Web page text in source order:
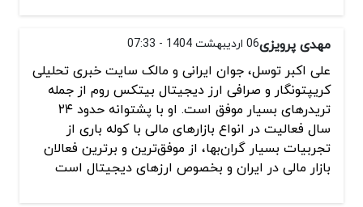
مهدی پرویزی06 اردیبهشت 1404 - 07:33
علی اکبر توسل، جوان ایرانی و مالک سایت خبری تحلیلی
کریپتونگار و صرافی ارز دیجیتال بیتکس روم از جمله
تریدرهای بسیار موفق است. او با پشتوانه حدود ۲۴
سال فعالیت در انواع بازارهای مالی با کوله باری از
تجربیات بسیار گران‌بها، از موفق‌ترین و برترین فعالان
بازار مالی در ایران و بخصوص ارزهای دیجیتال است